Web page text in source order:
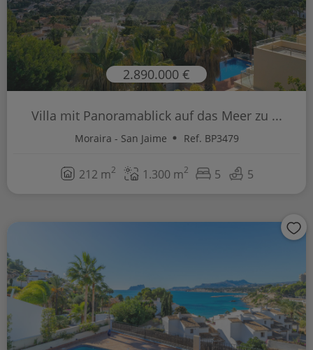
2.890.000 €
Villa mit Panoramablick auf das Meer zu ...
Moraira - San Jaime Ref. BP3479
212 m2 1.300 m2 5 5